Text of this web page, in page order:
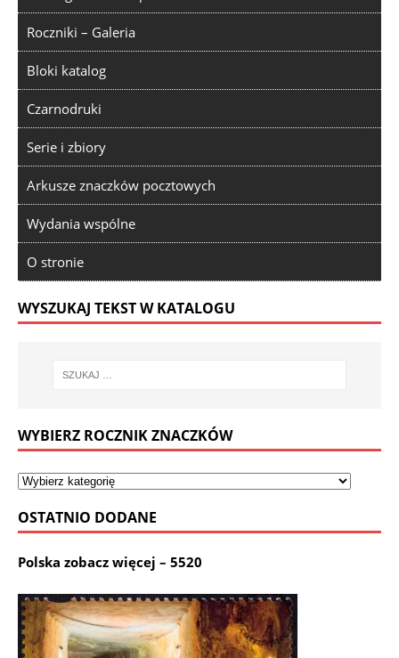
Roczniki – Galeria
Bloki katalog
Czarnodruki
Serie i zbiory
Arkusze znaczków pocztowych
Wydania wspólne
O stronie
WYSZUKAJ TEKST W KATALOGU
WYBIERZ ROCZNIK ZNACZKÓW
OSTATNIO DODANE
Polska zobacz więcej – 5520